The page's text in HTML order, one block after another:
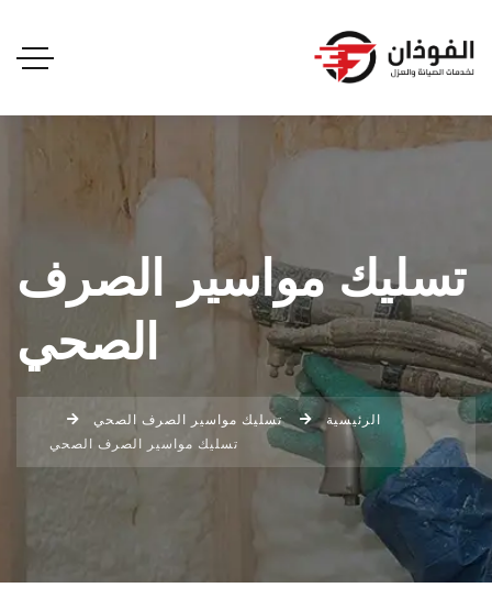
تسليك مواسير الصرف
الصحي
الرئيسية
تسليك مواسير الصرف الصحي
تسليك مواسير الصرف الصحي